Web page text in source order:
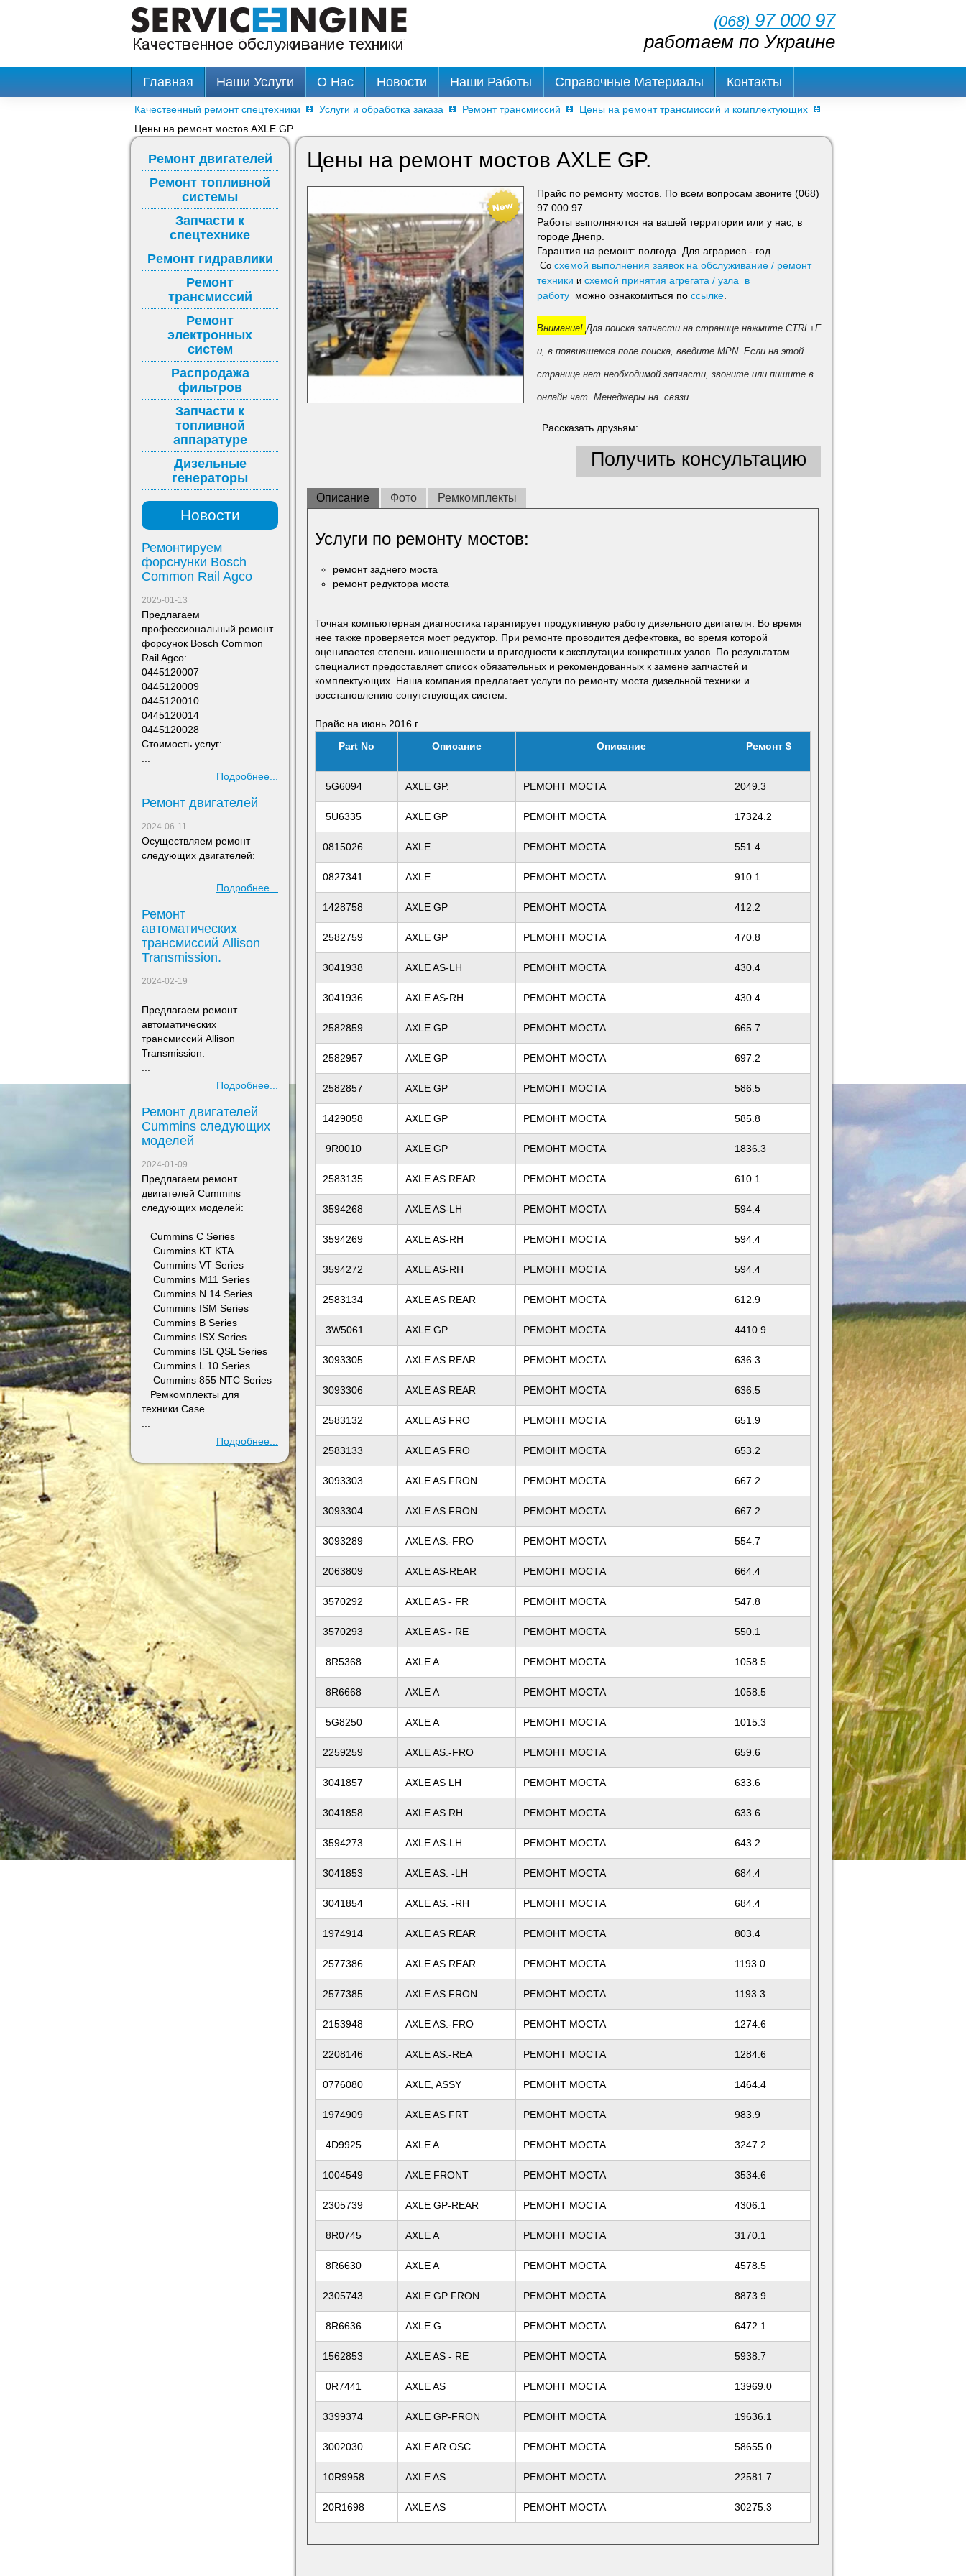
Цены на ремонт мостов AXLE GP.
Прайс по ремонту мостов. По всем вопросам звоните (068)
97 000 97
Работы выполняются на вашей территории или у нас, в
городе Днепр.
Гарантия на ремонт: полгода. Для аграриев - год.
Со схемой выполнения заявок на обслуживание / ремонт
техники и схемой принятия агрегата / узла в
работу можно ознакомиться по ссылке
Внимание!Для поиска запчасти на странице нажмите CTRL+F
и, в появившемся поле поиска, введите MPN. Если на этой
странице нет необходимой запчасти, звоните или пишите в
онлайн чат. Менеджеры на связи
Рассказать друзьям:
Получить консультацию
Описание Фото Ремкомплекты
Услуги по ремонту мостов:
ремонт заднего моста
ремонт редуктора моста
Точная компьютерная диагностика гарантирует продуктивную работу дизельного двигателя. Во время
нее также проверяется мост редуктор. При ремонте проводится дефектовка, во время которой
оценивается степень изношенности и пригодности к эксплутации конкретных узлов. По результатам
специалист предоставляет список обязательных и рекомендованных к замене запчастей и
комплектующих. Наша компания предлагает услуги по ремонту моста дизельной техники и
восстановлению сопутствующих систем.
Прайс на июнь 2016 г
Part No
Описание Описание Ремонт $
5G6094 AXLE GP. РЕМОНТ МОСТА 2049.3
5U6335 AXLE GP РЕМОНТ МОСТА 17324.2
0815026 AXLE РЕМОНТ МОСТА 551.4
0827341 AXLE РЕМОНТ МОСТА 910.1
1428758 AXLE GP РЕМОНТ МОСТА 412.2
2582759 AXLE GP РЕМОНТ МОСТА 470.8
3041938 AXLE AS-LH РЕМОНТ МОСТА 430.4
3041936 AXLE AS-RH РЕМОНТ МОСТА 430.4
2582859 AXLE GP РЕМОНТ МОСТА 665.7
2582957 AXLE GP РЕМОНТ МОСТА 697.2
2582857 AXLE GP РЕМОНТ МОСТА 586.5
1429058 AXLE GP РЕМОНТ МОСТА 585.8
9R0010 AXLE GP РЕМОНТ МОСТА 1836.3
2583135 AXLE AS REAR РЕМОНТ МОСТА 610.1
3594268 AXLE AS-LH РЕМОНТ МОСТА 594.4
3594269 AXLE AS-RH РЕМОНТ МОСТА 594.4
3594272 AXLE AS-RH РЕМОНТ МОСТА 594.4
2583134 AXLE AS REAR РЕМОНТ МОСТА 612.9
3W5061 AXLE GP. РЕМОНТ МОСТА 4410.9
3093305 AXLE AS REAR РЕМОНТ МОСТА 636.3
3093306 AXLE AS REAR РЕМОНТ МОСТА 636.5
2583132 AXLE AS FRO РЕМОНТ МОСТА 651.9
2583133 AXLE AS FRO РЕМОНТ МОСТА 653.2
3093303 AXLE AS FRON РЕМОНТ МОСТА 667.2
3093304 AXLE AS FRON РЕМОНТ МОСТА 667.2
3093289 AXLE AS.-FRO РЕМОНТ МОСТА 554.7
2063809 AXLE AS-REAR РЕМОНТ МОСТА 664.4
3570292 AXLE AS - FR РЕМОНТ МОСТА 547.8
3570293 AXLE AS - RE РЕМОНТ МОСТА 550.1
8R5368 AXLE A РЕМОНТ МОСТА 1058.5
8R6668 AXLE A РЕМОНТ МОСТА 1058.5
5G8250 AXLE A РЕМОНТ МОСТА 1015.3
2259259 AXLE AS.-FRO РЕМОНТ МОСТА 659.6
3041857 AXLE AS LH РЕМОНТ МОСТА 633.6
3041858 AXLE AS RH РЕМОНТ МОСТА 633.6
3594273 AXLE AS-LH РЕМОНТ МОСТА 643.2
3041853 AXLE AS. -LH РЕМОНТ МОСТА 684.4
3041854 AXLE AS. -RH РЕМОНТ МОСТА 684.4
1974914 AXLE AS REAR РЕМОНТ МОСТА 803.4
2577386 AXLE AS REAR РЕМОНТ МОСТА 1193.0
2577385 AXLE AS FRON РЕМОНТ МОСТА 1193.3
2153948 AXLE AS.-FRO РЕМОНТ МОСТА 1274.6
2208146 AXLE AS.-REA РЕМОНТ МОСТА 1284.6
0776080 AXLE, ASSY РЕМОНТ МОСТА 1464.4
1974909 AXLE AS FRT РЕМОНТ МОСТА 983.9
4D9925 AXLE A РЕМОНТ МОСТА 3247.2
1004549 AXLE FRONT РЕМОНТ МОСТА 3534.6
2305739 AXLE GP-REAR РЕМОНТ МОСТА 4306.1
8R0745 AXLE A РЕМОНТ МОСТА 3170.1
8R6630 AXLE A РЕМОНТ МОСТА 4578.5
2305743 AXLE GP FRON РЕМОНТ МОСТА 8873.9
8R6636 AXLE G РЕМОНТ МОСТА 6472.1
1562853 AXLE AS - RE РЕМОНТ МОСТА 5938.7
0R7441 AXLE AS РЕМОНТ МОСТА 13969.0
3399374 AXLE GP-FRON РЕМОНТ МОСТА 19636.1
3002030 AXLE AR OSC РЕМОНТ МОСТА 58655.0
10R9958 AXLE AS РЕМОНТ МОСТА 22581.7
20R1698 AXLE AS РЕМОНТ МОСТА 30275.3
Ремонт двигателей
Ремонт топливной
системы
Запчасти к
спецтехнике
Ремонт гидравлики
Ремонт
трансмиссий
Ремонт
электронных
систем
Распродажа
фильтров
Запчасти к
топливной
аппаратуре
Дизельные
генераторы
Новости
Ремонтируем
форснунки Bosch
Common Rail Agco
2025-01-13
Предлагаем
профессиональный ремонт
форсунок Bosch Common
Rail Agco:
0445120007
0445120009
0445120010
0445120014
0445120028
Стоимость услуг:
Подробнее...
Ремонт двигателей
2024-06-11
Осуществляем ремонт
следующих двигателей:
Подробнее...
Ремонт
автоматических
трансмиссий Allison
Transmission.
2024-02-19
Предлагаем ремонт
автоматических
трансмиссий Allison
Transmission.
Подробнее...
Ремонт двигателей
Сummins следующих
моделей
2024-01-09
Предлагаем ремонт
двигателей Сummins
следующих моделей:
​ Cummins C Series
Cummins KT KTA
Cummins VT Series
Cummins M11 Series
Cummins N 14 Series
Cummins ISM Series
Cummins B Series
Cummins ISX Series
Cummins ISL QSL Series
Cummins L 10 Series
Cummins 855 NTC Series
Ремкомплекты для
техники Case
Подробнее...
(068) 97 000 97
работаем по Украине
Главная Наши Услуги О Нас Новости Наши Работы Справочные Материалы Контакты
Качественный ремонт спецтехники Услуги и обработка заказа Ремонт трансмиссий
Цены на ремонт трансмиссий и комплектующих
Цены на ремонт мостов AXLE GP.